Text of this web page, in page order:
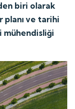
biri olarak
planı ve tarihi
mühendisliği